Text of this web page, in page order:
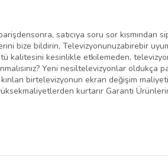
satıcıya soru sor kısmından
bize bildirin, Televizyonunuzabirebir
kesinlikle etkilemeden,
Yeni nesiltelevizyonlar oldukça
birtelevizyonun ekran değişim
kurtarır Garanti